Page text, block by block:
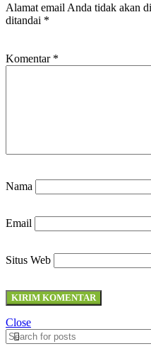
Alamat email Anda tidak akan
ditandai *
Komentar *
Nama
Email
Situs Web
Close